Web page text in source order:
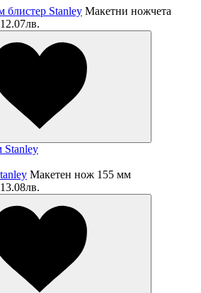
Stanley Макетни ножчета
Макетен нож 155 мм